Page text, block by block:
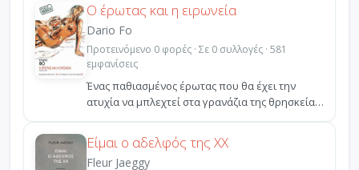
Ο έρωτας και η ειρωνεία
Dario Fo
Προτεινόμενο 0 φορές · Σε 0 συλλογές · 581
εμφανίσεις
Ένας παθιασμένος έρωτας που θα έχει την
ατυχία να μπλεχτεί στα γρανάζια της θρησκείας
και θα καταλήξ...
Είμαι ο αδελφός της ΧΧ
Fleur Jaeggy